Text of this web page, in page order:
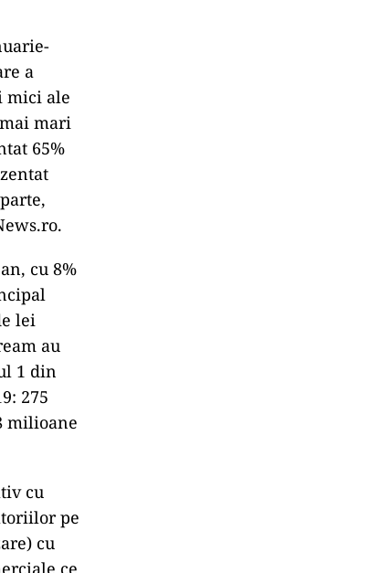
a
mici ale
mari
65%
cu 8%
lei
au
1 din
275
milioane
cu
pe
cu
ce